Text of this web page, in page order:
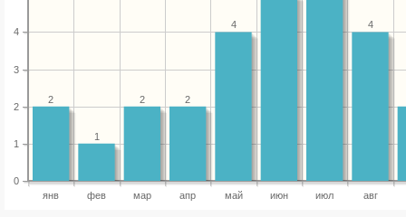
янв фев мар апр май июн июл авг
0
1
2
3
4
4
4
2
2
1
2